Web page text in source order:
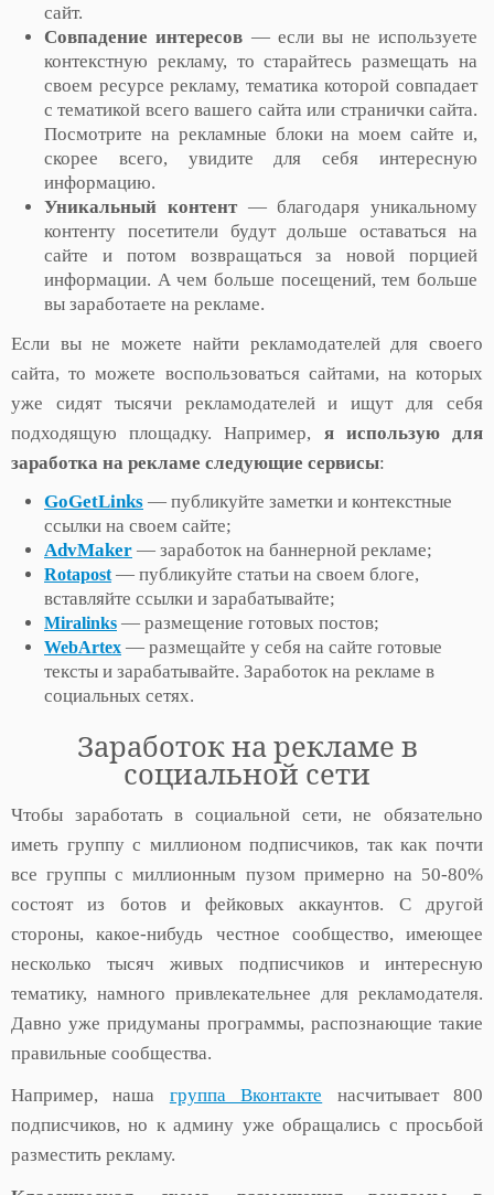
сайт.
Совпадение интересов — если вы не используете
контекстную рекламу, то старайтесь размещать на
своем ресурсе рекламу, тематика которой совпадает
с тематикой всего вашего сайта или странички сайта.
Посмотрите на рекламные блоки на моем сайте и,
скорее всего, увидите для себя интересную
информацию.
Уникальный контент— благодаря уникальному
контенту посетители будут дольше оставаться на
сайте и потом возвращаться за новой порцией
информации. А чем больше посещений, тем больше
вы заработаете на рекламе.
Если вы не можете найти рекламодателей для своего
сайта, то можете воспользоваться сайтами, на которых
уже сидят тысячи рекламодателей и ищут для себя
подходящую площадку. Например, я использую для
заработка на рекламе следующие сервисы:
GoGetLinks — публикуйте заметки и контекстные
ссылки на своем сайте;
AdvMaker — заработок на баннерной рекламе;
Rotapost— публикуйте статьи на своем блоге,
вставляйте ссылки и зарабатывайте;
Miralinks — размещение готовых постов;
WebArtex — размещайте у себя на сайте готовые
тексты и зарабатывайте. Заработок на рекламе в
социальных сетях.
Заработок на рекламе в
социальной сети
Чтобы заработать в социальной сети, не обязательно
иметь группу с миллионом подписчиков, так как почти
все группы с миллионным пузом примерно на 50-80%
состоят из ботов и фейковых аккаунтов. С другой
стороны, какое-нибудь честное сообщество, имеющее
несколько тысяч живых подписчиков и интересную
тематику, намного привлекательнее для рекламодателя.
Давно уже придуманы программы, распознающие такие
правильные сообщества.
Например, наша группа Вконтакте насчитывает 800
подписчиков, но к админу уже обращались с просьбой
разместить рекламу.